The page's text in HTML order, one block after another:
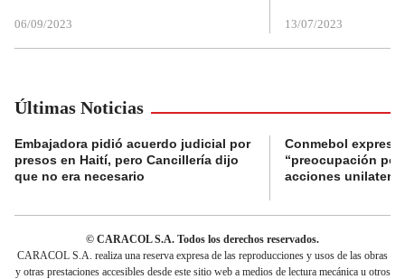
06/09/2023 13/07/2023
Últimas Noticias
Embajadora pidió acuerdo judicial por
presos en Haití, pero Cancillería dijo
que no era necesario
Conmebol expresó
“preocupación
acciones
© CARACOL S.A. Todos los derechos reservados.
CARACOL S.A. realiza una reserva expresa de las reproducciones y usos de las obras
y otras prestaciones accesibles desde este sitio web a medios de lectura mecánica u otros